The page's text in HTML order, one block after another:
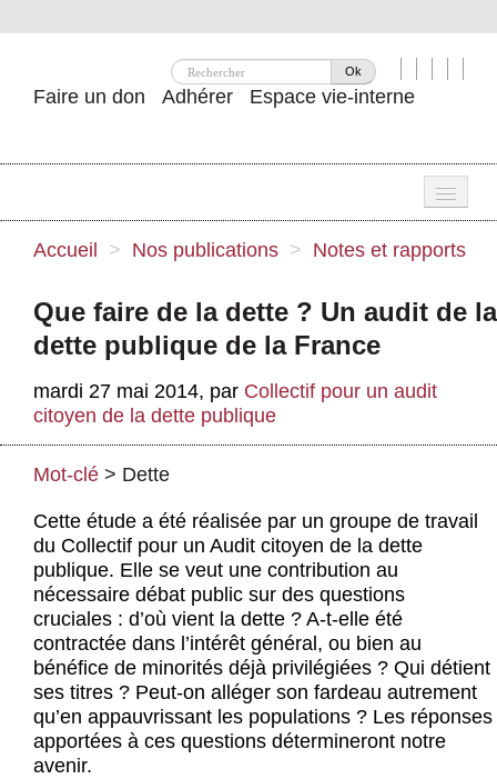
Ok
Faire un don Adhérer Espace vie-interne
Nos idées
Publications
Agenda
Actus et médias
Boutique
Accueil > Nos publications > Notes et rapports
Que faire de la dette ? Un audit de la
dette publique de la France
mardi 27 mai 2014, par Collectif pour un audit
citoyen de la dette publique
Mot-clé > Dette
Cette étude a été réalisée par un groupe de travail
du Collectif pour un Audit citoyen de la dette
publique. Elle se veut une contribution au
nécessaire débat public sur des questions
cruciales : d’où vient la dette ? A-t-elle été
contractée dans l’intérêt général, ou bien au
bénéfice de minorités déjà privilégiées ? Qui détient
ses titres ? Peut-on alléger son fardeau autrement
qu’en appauvrissant les populations ? Les réponses
apportées à ces questions détermineront notre
avenir.